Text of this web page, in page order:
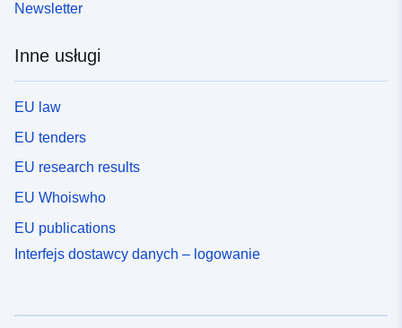
Newsletter
Inne usługi
EU law
EU tenders
EU research results
EU Whoiswho
EU publications
Interfejs dostawcy danych – logowanie